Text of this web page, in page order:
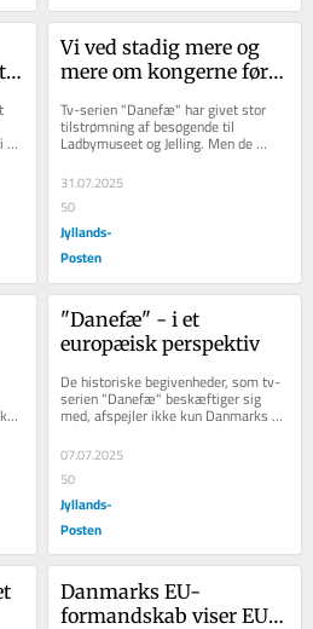
Vi ved stadig mere og
mere om kongerne før
Harald Blåtand
Tv-serien "Danefæ" har givet stor
tilstrømning af besøgende til
Ladbymuseet og Jelling. Men de
danske konger før Gorm den Gamle
og Harald Blåtand...
31.07.2025
50
Jyllands-
Posten
"Danefæ" - i et
europæisk perspektiv
De historiske begivenheder, som tv-
serien "Danefæ" beskæftiger sig
med, afspejler ikke kun Danmarks -
men hele Europas - historie
07.07.2025
50
Jyllands-
Posten
Danmarks EU-
formandskab viser EU's